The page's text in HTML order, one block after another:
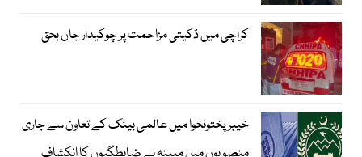
کراچی میں ڈکیتی مزاحمت پر چوکیدار جاں بحق
خیبرپختونخوا میں عالمی بینک کے تعاون سے جاری